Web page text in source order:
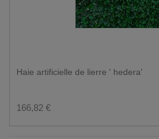
Haie artificielle de lierre ' hedera'
166,82 €